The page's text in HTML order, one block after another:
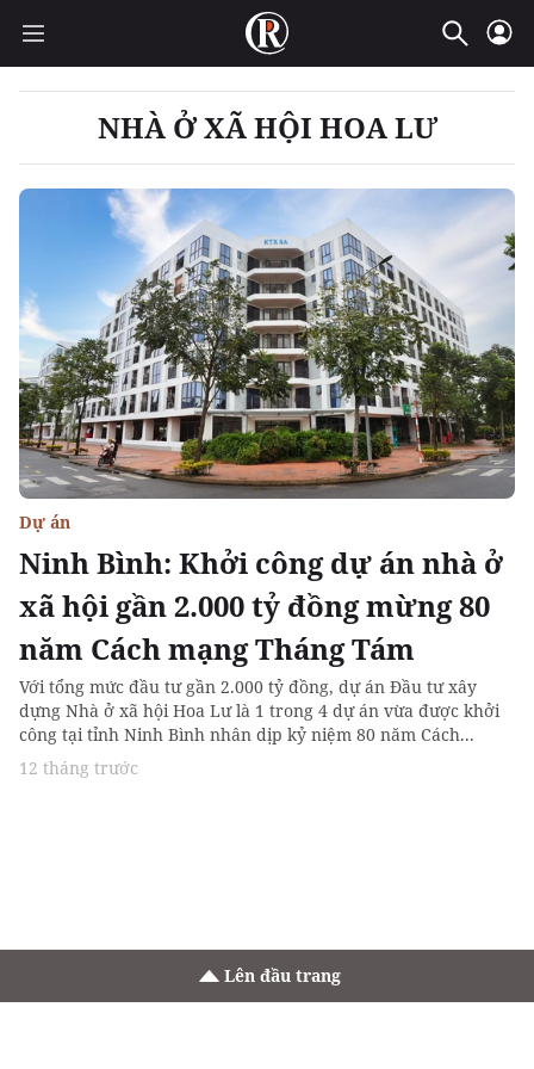
NHÀ Ở XÃ HỘI HOA LƯ
Ninh Bình: Khởi công dự án nhà ở
xã hội gần 2.000 tỷ đồng mừng 80
năm Cách mạng Tháng Tám
Dự án
12 tháng trước
Với tổng mức đầu tư gần 2.000 tỷ đồng, dự án Đầu tư xây
dựng Nhà ở xã hội Hoa Lư là 1 trong 4 dự án vừa được khởi
công tại tỉnh Ninh Bình nhân dịp kỷ niệm 80 năm Cách...
Lên đầu trang